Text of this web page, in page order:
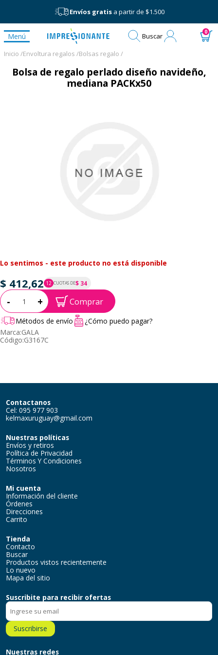
Envíos gratisa partir de $1.500
Menú Buscar 0
Inicio /Envoltura regalos /Bolsas regalo /
Bolsa de regalo perlado diseño navideño,
mediana PACKx50
Lo sentimos - este producto no está disponible
$ 412,62 12 CUOTAS DE$ 34
P.T.F. $ 413
Cantidad:
- + Comprar
Métodos de envío
¿Cómo puedo pagar?
Marca:GALA
Código:G3167C
Contactanos
Cel: 095 977 903
kelmaxuruguay@gmail.com
Nuestras políticas
Envíos y retiros
Política de Privacidad
Términos Y Condiciones
Nosotros
Mi cuenta
Información del cliente
Órdenes
Direcciones
Carrito
Tienda
Contacto
Buscar
Productos vistos recientemente
Lo nuevo
Mapa del sitio
Suscribite para recibir ofertas
Suscribirse
Nuestras redes